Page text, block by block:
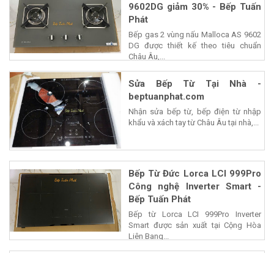
9602DG giảm 30% - Bếp Tuấn
Phát
Bếp gas 2 vùng nấu Malloca AS 9602
DG được thiết kế theo tiêu chuẩn
Châu Âu,...
Sửa Bếp Từ Tại Nhà -
beptuanphat.com
Nhận sửa bếp từ, bếp điện từ nhập
khẩu và xách tay từ Châu Âu tại nhà,...
Bếp Từ Đức Lorca LCI 999Pro
Công nghệ Inverter Smart -
Bếp Tuấn Phát
Bếp từ Lorca LCI 999Pro Inverter
Smart được sản xuất tại Cộng Hòa
Liên Bang...